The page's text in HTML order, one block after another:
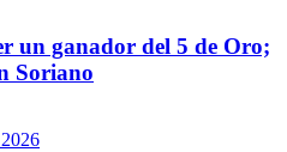
un ganador del 5 de Oro;
Soriano